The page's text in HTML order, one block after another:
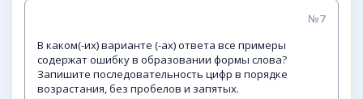
№7
В каком(-их) варианте (-ах) ответа все примеры
содержат ошибку в образовании формы слова?
Запишите последовательность цифр в порядке
возрастания, без пробелов и запятых.